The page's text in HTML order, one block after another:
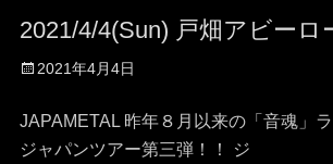
リ
ー
2021/4/4(Sun) 戸畑アビーロ
投
日
2021年4月4日
JAPAMETAL 昨年８月以来の「音魂」ラ
ジャパンツアー第三弾！！ ジ